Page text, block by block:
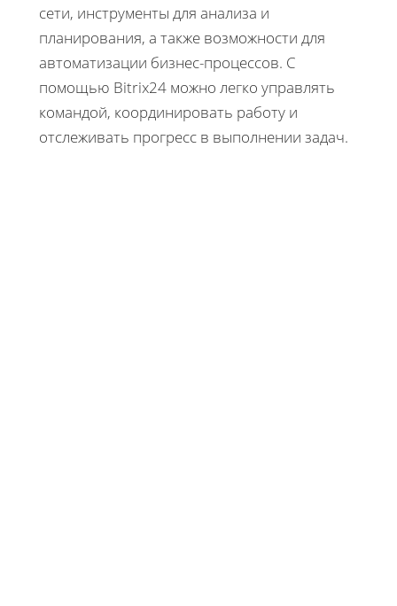
сети, инструменты для анализа и
планирования, а также возможности для
автоматизации бизнес-процессов. С
помощью Bitrix24 можно легко управлять
командой, координировать работу и
отслеживать прогресс в выполнении задач.